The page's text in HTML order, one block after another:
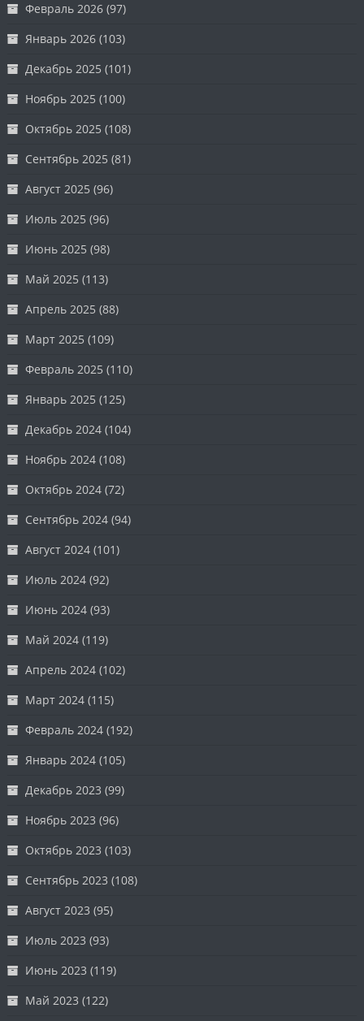
Февраль 2026 (97)
Январь 2026 (103)
Декабрь 2025 (101)
Ноябрь 2025 (100)
Октябрь 2025 (108)
Сентябрь 2025 (81)
Август 2025 (96)
Июль 2025 (96)
Июнь 2025 (98)
Май 2025 (113)
Апрель 2025 (88)
Март 2025 (109)
Февраль 2025 (110)
Январь 2025 (125)
Декабрь 2024 (104)
Ноябрь 2024 (108)
Октябрь 2024 (72)
Сентябрь 2024 (94)
Август 2024 (101)
Июль 2024 (92)
Июнь 2024 (93)
Май 2024 (119)
Апрель 2024 (102)
Март 2024 (115)
Февраль 2024 (192)
Январь 2024 (105)
Декабрь 2023 (99)
Ноябрь 2023 (96)
Октябрь 2023 (103)
Сентябрь 2023 (108)
Август 2023 (95)
Июль 2023 (93)
Июнь 2023 (119)
Май 2023 (122)